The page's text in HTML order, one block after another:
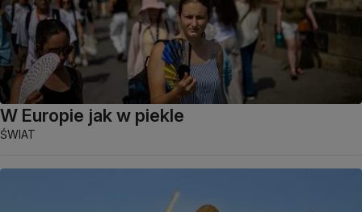
W Europie jak w piekle
ŚWIAT